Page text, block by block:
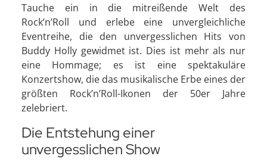
Tauche ein in die mitreißende Welt des
Rock’n’Roll und erlebe eine unvergleichliche
Eventreihe, die den unvergesslichen Hits von
Buddy Holly gewidmet ist. Dies ist mehr als nur
eine Hommage; es ist eine spektakuläre
Konzertshow, die das musikalische Erbe eines der
größten Rock’n’Roll-Ikonen der 50er Jahre
zelebriert.
Die Entstehung einer
unvergesslichen Show